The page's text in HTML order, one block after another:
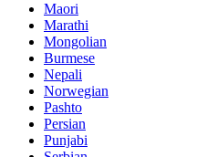
Maori
Marathi
Mongolian
Burmese
Nepali
Norwegian
Pashto
Persian
Punjabi